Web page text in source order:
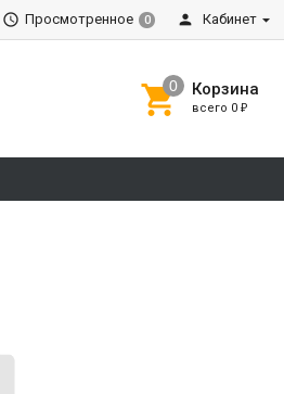
Просмотренное 0 Кабинет
Корзина
всего 0 ₽